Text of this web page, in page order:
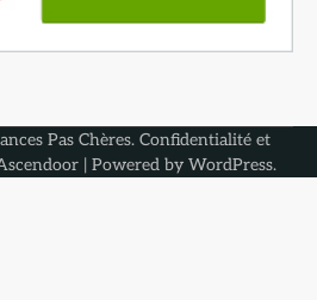
Pas Chères. Confidentialité et
| Powered by WordPress.